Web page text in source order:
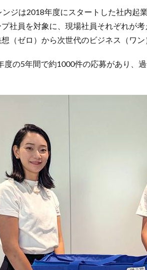
ジは2018年度にスタートした社内起
社員を対象に、現場社員それぞれが
（ゼロ）から次世代のビジネス（ワ
度の5年間で約1000件の応募があり、